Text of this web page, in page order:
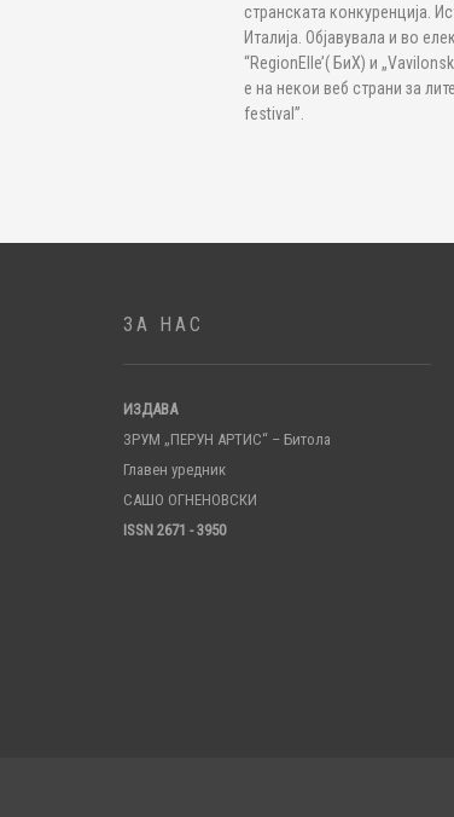
странската конкуренција.
Италија. Објавувала и во
“RegionElle’( БиХ) и
е на некои веб страни за
festival”.
ЗА НАС
ИЗДАВА
ЗРУМ „ПЕРУН АРТИС“ – Битола
Главен уредник
САШО ОГНЕНОВСКИ
ISSN 2671 - 3950